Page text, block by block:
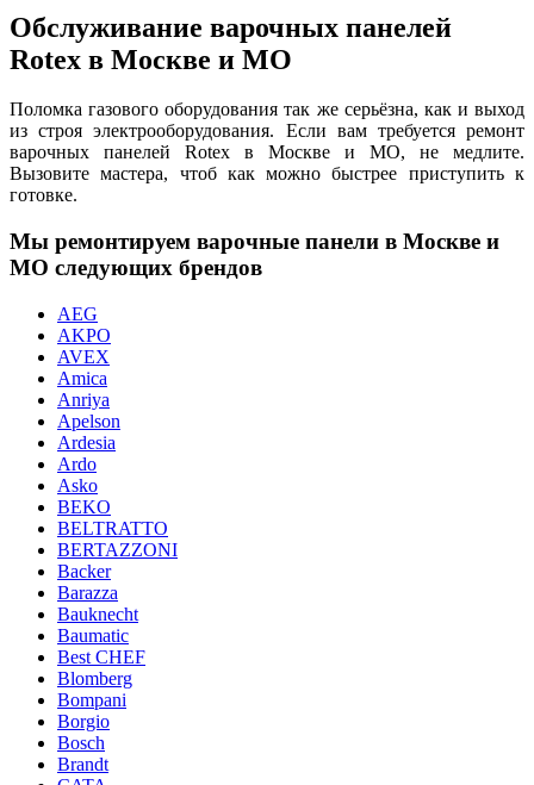
Обслуживание варочных панелей
Rotex в Москве и МО
Поломка газового оборудования так же серьёзна, как и выход
из строя электрооборудования. Если вам требуется ремонт
варочных панелей Rotex в Москве и МО, не медлите.
Вызовите мастера, чтоб как можно быстрее приступить к
готовке.
Мы ремонтируем варочные панели в Москве и
МО следующих брендов
AEG
AKPO
AVEX
Amica
Anriya
Apelson
Ardesia
Ardo
Asko
BEKO
BELTRATTO
BERTAZZONI
Backer
Barazza
Bauknecht
Baumatic
Best CHEF
Blomberg
Bompani
Borgio
Bosch
Brandt